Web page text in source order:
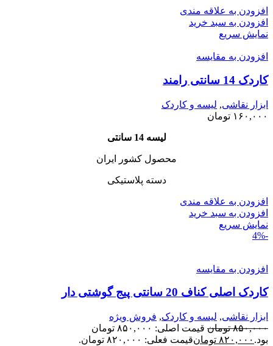
افزودن به علاقه مندی
افزودن به سبد خرید
نمایش سریع
افزودن به مقایسه
کاردک 14 سانتی رامند
ابزار نقاشی, لیسه و کاردک
۱۶۰,۰۰۰ تومان
لیسه 14 سانتی
محصول کشور ایران
دسته پلاستیکی
افزودن به علاقه مندی
افزودن به سبد خرید
نمایش سریع
-4%
افزودن به مقایسه
کاردک اصلی کناف 20 سانتی پیج گوشتی دار
ابزار نقاشی, لیسه و کاردک, فروش ویژه
۸۵۰,۰۰۰ تومان
قیمت اصلی: ۸۵۰,۰۰۰ تومان
بود. ۸۲۰,۰۰۰ تومانقیمت فعلی: ۸۲۰,۰۰۰ تومان.